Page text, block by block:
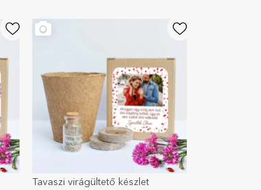
Tavaszi virágültető készlet